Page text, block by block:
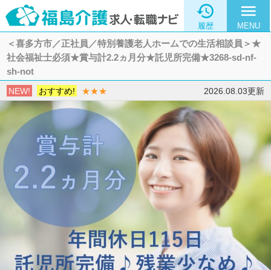

履歴
menu
MENU
＜喜多方市／正社員／特別養護老人ホームでの生活相談員＞★
社会福祉士必須★賞与計2.2ヵ月分★託児所完備★3268-sd-nf-
sh-not
NEW! おすすめ! ★★★ 2026.08.03更新